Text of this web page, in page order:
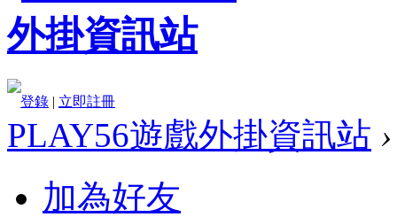
登錄 | 立即註冊
PLAY56遊戲外掛資訊站 ›
加為好友